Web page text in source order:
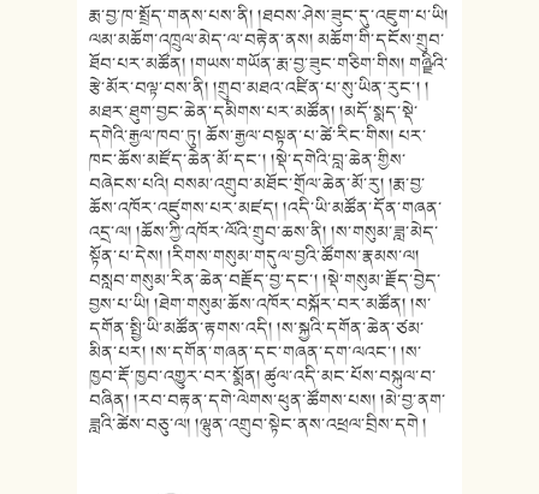
རྨ་བྱ་ཁ་སྤྲོད་གནས་པས་ནི། །ཐབས་ཤེས་ཟུང་དུ་འཇུག་པ་ཡི།
ལམ་མཆོག་འཁྲུལ་མེད་ལ་བརྟེན་ནས། མཆོག་གི་དངོས་གྲུབ་
ཐོབ་པར་མཚོན། །གཡས་གཡོན་རྨ་བྱ་ཟུང་གཅིག་གིས། གཉྫིའི་
རྩེ་མོར་བལྟ་བས་ནི། །གྲུབ་མཐའ་འཛིན་པ་སུ་ཡིན་རུང་། །
མཐར་ཐུག་བྱང་ཆེན་དམིགས་པར་མཚོན། །མདོ་སྨད་སྡེ་
དགེའི་རྒྱལ་ཁབ་ཏུ། ཆོས་རྒྱལ་བསྟན་པ་ཚེ་རིང་གིས། པར་
ཁང་ཆོས་མཛོད་ཆེན་མོ་དང་། །སྡེ་དགེའི་བླ་ཆེན་གྱིས་
བཞེངས་པའི། བསམ་འགྲུབ་མཐོང་གྲོལ་ཆེན་མོ་རུ། །རྨ་བྱ་
ཆོས་འཁོར་འཛུགས་པར་མཛད། །འདི་ཡི་མཚོན་དོན་གཞན་
འདྲ་ལ། །ཆོས་ཀྱི་འཁོར་ལོའི་གྲུབ་ཆས་ནི། །ས་གསུམ་ཟླ་མེད་
སྟོན་པ་དེས། །རིགས་གསུམ་གདུལ་བྱའི་ཚོགས་རྣམས་ལ།
བསླབ་གསུམ་རིན་ཆེན་བརྗོད་བྱ་དང་། །སྡེ་གསུམ་རྗོད་བྱེད་
བྱས་པ་ཡི། །ཐེག་གསུམ་ཆོས་འཁོར་བསྐོར་བར་མཚོན། །ས་
དགོན་སྤྱི་ཡི་མཚོན་རྟགས་འདི། །ས་སྐྱའི་དགོན་ཆེན་ཙམ་
མིན་པར། །ས་དགོན་གཞན་དང་གཞན་དག་ལའང་། །ས་
ཁྱབ་རྡོ་ཁྱབ་འགྱུར་བར་སྨོན། ཚུལ་འདི་མང་པོས་བསྐུལ་བ་
བཞིན། །རབ་བརྟན་དགེ་ལེགས་ཕུན་ཚོགས་པས། །མེ་བྱ་ནག་
ཟླའི་ཚེས་བཅུ་ལ། །ལྷུན་འགྲུབ་སྟེང་ནས་འཕྲལ་བྲིས་དགེ །